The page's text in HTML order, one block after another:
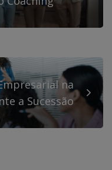
na
a Sucessão